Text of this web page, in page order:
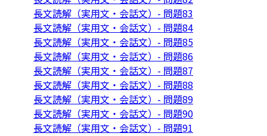
長文読解（実用文・会話文）- 問題83
長文読解（実用文・会話文）- 問題84
長文読解（実用文・会話文）- 問題85
長文読解（実用文・会話文）- 問題86
長文読解（実用文・会話文）- 問題87
長文読解（実用文・会話文）- 問題88
長文読解（実用文・会話文）- 問題89
長文読解（実用文・会話文）- 問題90
長文読解（実用文・会話文）- 問題91